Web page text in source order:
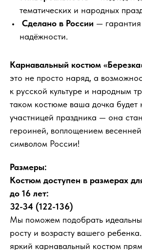
тематических и народных
Сделано в России — гарантия
надёжности.
Карнавальный костюм
это не просто наряд, а
к русской культуре и народным
таком костюме ваша дочка будет
участницей праздника — она
героиней, воплощением
символом России!
Размеры:
Костюм доступен в размерах
до 16 лет:
32-34 (122-136)
Мы поможем подобрать
росту и возрасту вашего
яркий карнавальный костюм